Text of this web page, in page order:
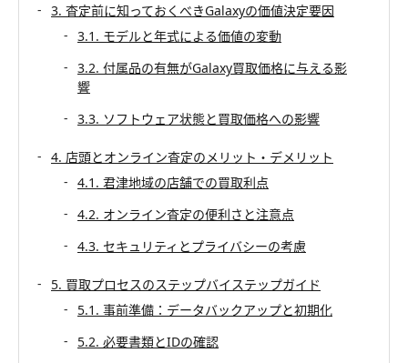
3. 査定前に知っておくべきGalaxyの価値決定要因
3.1. モデルと年式による価値の変動
3.2. 付属品の有無がGalaxy買取価格に与える影
響
3.3. ソフトウェア状態と買取価格への影響
4. 店頭とオンライン査定のメリット・デメリット
4.1. 君津地域の店舗での買取利点
4.2. オンライン査定の便利さと注意点
4.3. セキュリティとプライバシーの考慮
5. 買取プロセスのステップバイステップガイド
5.1. 事前準備：データバックアップと初期化
5.2. 必要書類とIDの確認